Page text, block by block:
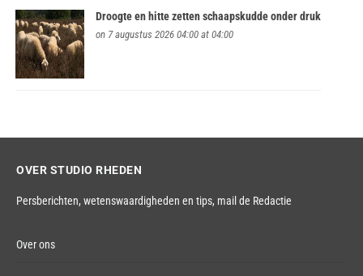
Droogte en hitte zetten schaapskudde onder druk
on 7 augustus 2026 04:00 at 04:00
OVER STUDIO RHEDEN
Persberichten, wetenswaardigheden en tips, mail de Redactie
Over ons